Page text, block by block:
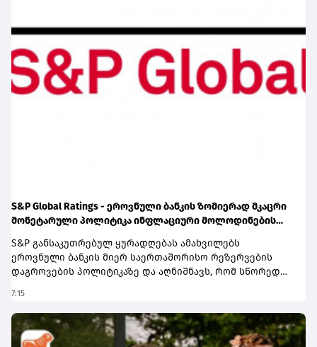
S&P Global Ratings - ეროვნული ბანკის ზომიერად მკაცრი
მონეტარული პოლიტიკა ინფლაციური მოლოდინების
S&P განსაკუთრებულ ყურადღებას ამახვილებს
ეროვნული ბანკის მიერ საერთაშორისო რეზერვების
დაგროვების პოლიტიკაზე და აღნიშნავს, რომ სწორედ
წარმოადგენს პერსპექტივის გაუმჯობესების ერთ-ერთ
მთავარ ფაქტორს. სააგენტოს შეფასებით, რეზერვების
ზრდამ მნიშვნელოვნად გააძლიერა ქვეყნის საგარეო
ლიკვიდობის ბუფერები და შეამცირა გარე შოკებისადმი
7:15